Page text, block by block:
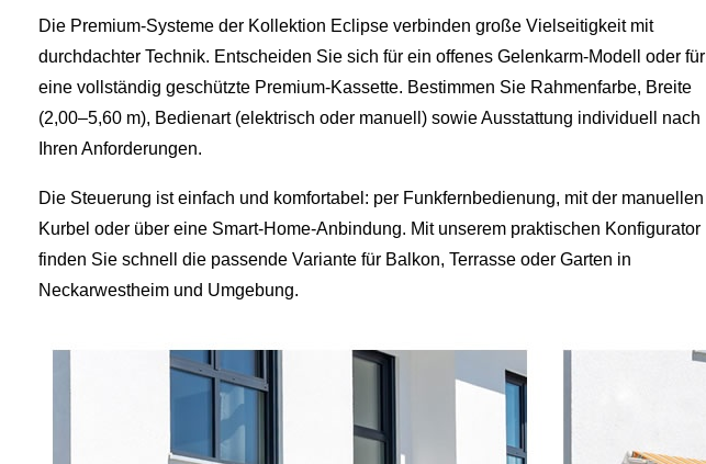
Die Premium-Systeme der Kollektion Eclipse verbinden große Vielseitigkeit mit
durchdachter Technik. Entscheiden Sie sich für ein offenes Gelenkarm-Modell oder für
eine vollständig geschützte Premium-Kassette. Bestimmen Sie Rahmenfarbe, Breite
(2,00–5,60 m), Bedienart (elektrisch oder manuell) sowie Ausstattung individuell nach
Ihren Anforderungen.
Die Steuerung ist einfach und komfortabel: per Funkfernbedienung, mit der manuellen
Kurbel oder über eine Smart‑Home-Anbindung. Mit unserem praktischen Konfigurator
finden Sie schnell die passende Variante für Balkon, Terrasse oder Garten in
Neckarwestheim und Umgebung.